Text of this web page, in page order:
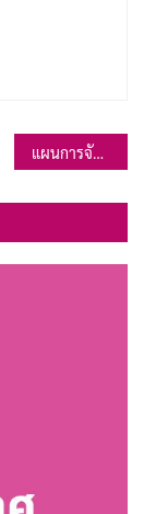
แผนการจัดซื้อจัดจ้าง ประจำปีงบประมาณ พ.ศ.2566